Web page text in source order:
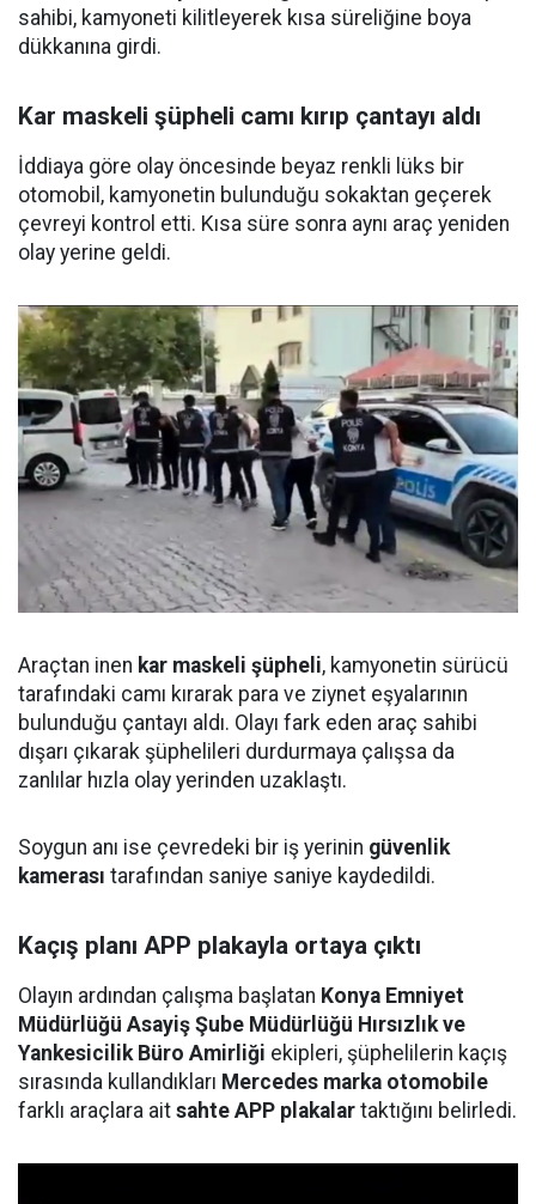
sahibi, kamyoneti kilitleyerek kısa süreliğine boya
dükkanına girdi.
Kar maskeli şüpheli camı kırıp çantayı aldı
İddiaya göre olay öncesinde beyaz renkli lüks bir
otomobil, kamyonetin bulunduğu sokaktan geçerek
çevreyi kontrol etti. Kısa süre sonra aynı araç yeniden
olay yerine geldi.
Araçtan inen kar maskeli şüpheli, kamyonetin sürücü
tarafındaki camı kırarak para ve ziynet eşyalarının
bulunduğu çantayı aldı. Olayı fark eden araç sahibi
dışarı çıkarak şüphelileri durdurmaya çalışsa da
zanlılar hızla olay yerinden uzaklaştı.
Soygun anı ise çevredeki bir iş yerinin güvenlik
kamerası tarafından saniye saniye kaydedildi.
Kaçış planı APP plakayla ortaya çıktı
Olayın ardından çalışma başlatan Konya Emniyet
Müdürlüğü Asayiş Şube Müdürlüğü Hırsızlık ve
Yankesicilik Büro Amirliği ekipleri, şüphelilerin kaçış
sırasında kullandıkları Mercedes marka otomobile
farklı araçlara ait sahte APP plakalar taktığını belirledi.